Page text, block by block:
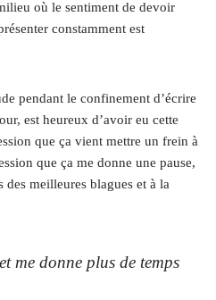
où le sentiment de devoir
constamment est
pendant le confinement d’écrire
est heureux d’avoir eu cette
que ça vient mettre un frein à
que ça me donne une pause,
des meilleures blagues et à la
me donne plus de temps